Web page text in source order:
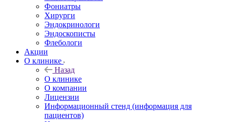
Фониатры
Хирурги
Эндокринологи
Эндоскописты
Флебологи
Акции
О клинике
Назад
О клинике
О компании
Лицензии
Информационный стенд (информация для
пациентов)